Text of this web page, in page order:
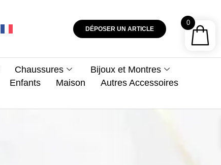
DÉPOSER UN ARTICLE
Chaussures
Bijoux et Montres
Enfants Maison
Autres Accessoires
0